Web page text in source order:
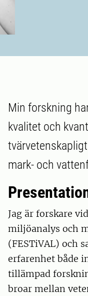
Min forskning
kvalitet och
mark- och
Jag är forskare
miljöanalys och
(FESTiVAL) och
erfarenhet både
tillämpad
broar mellan